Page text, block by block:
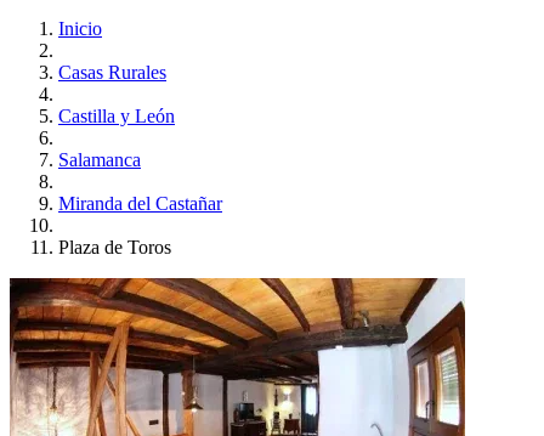
Inicio
Casas Rurales
Castilla y León
Salamanca
Miranda del Castañar
Plaza de Toros